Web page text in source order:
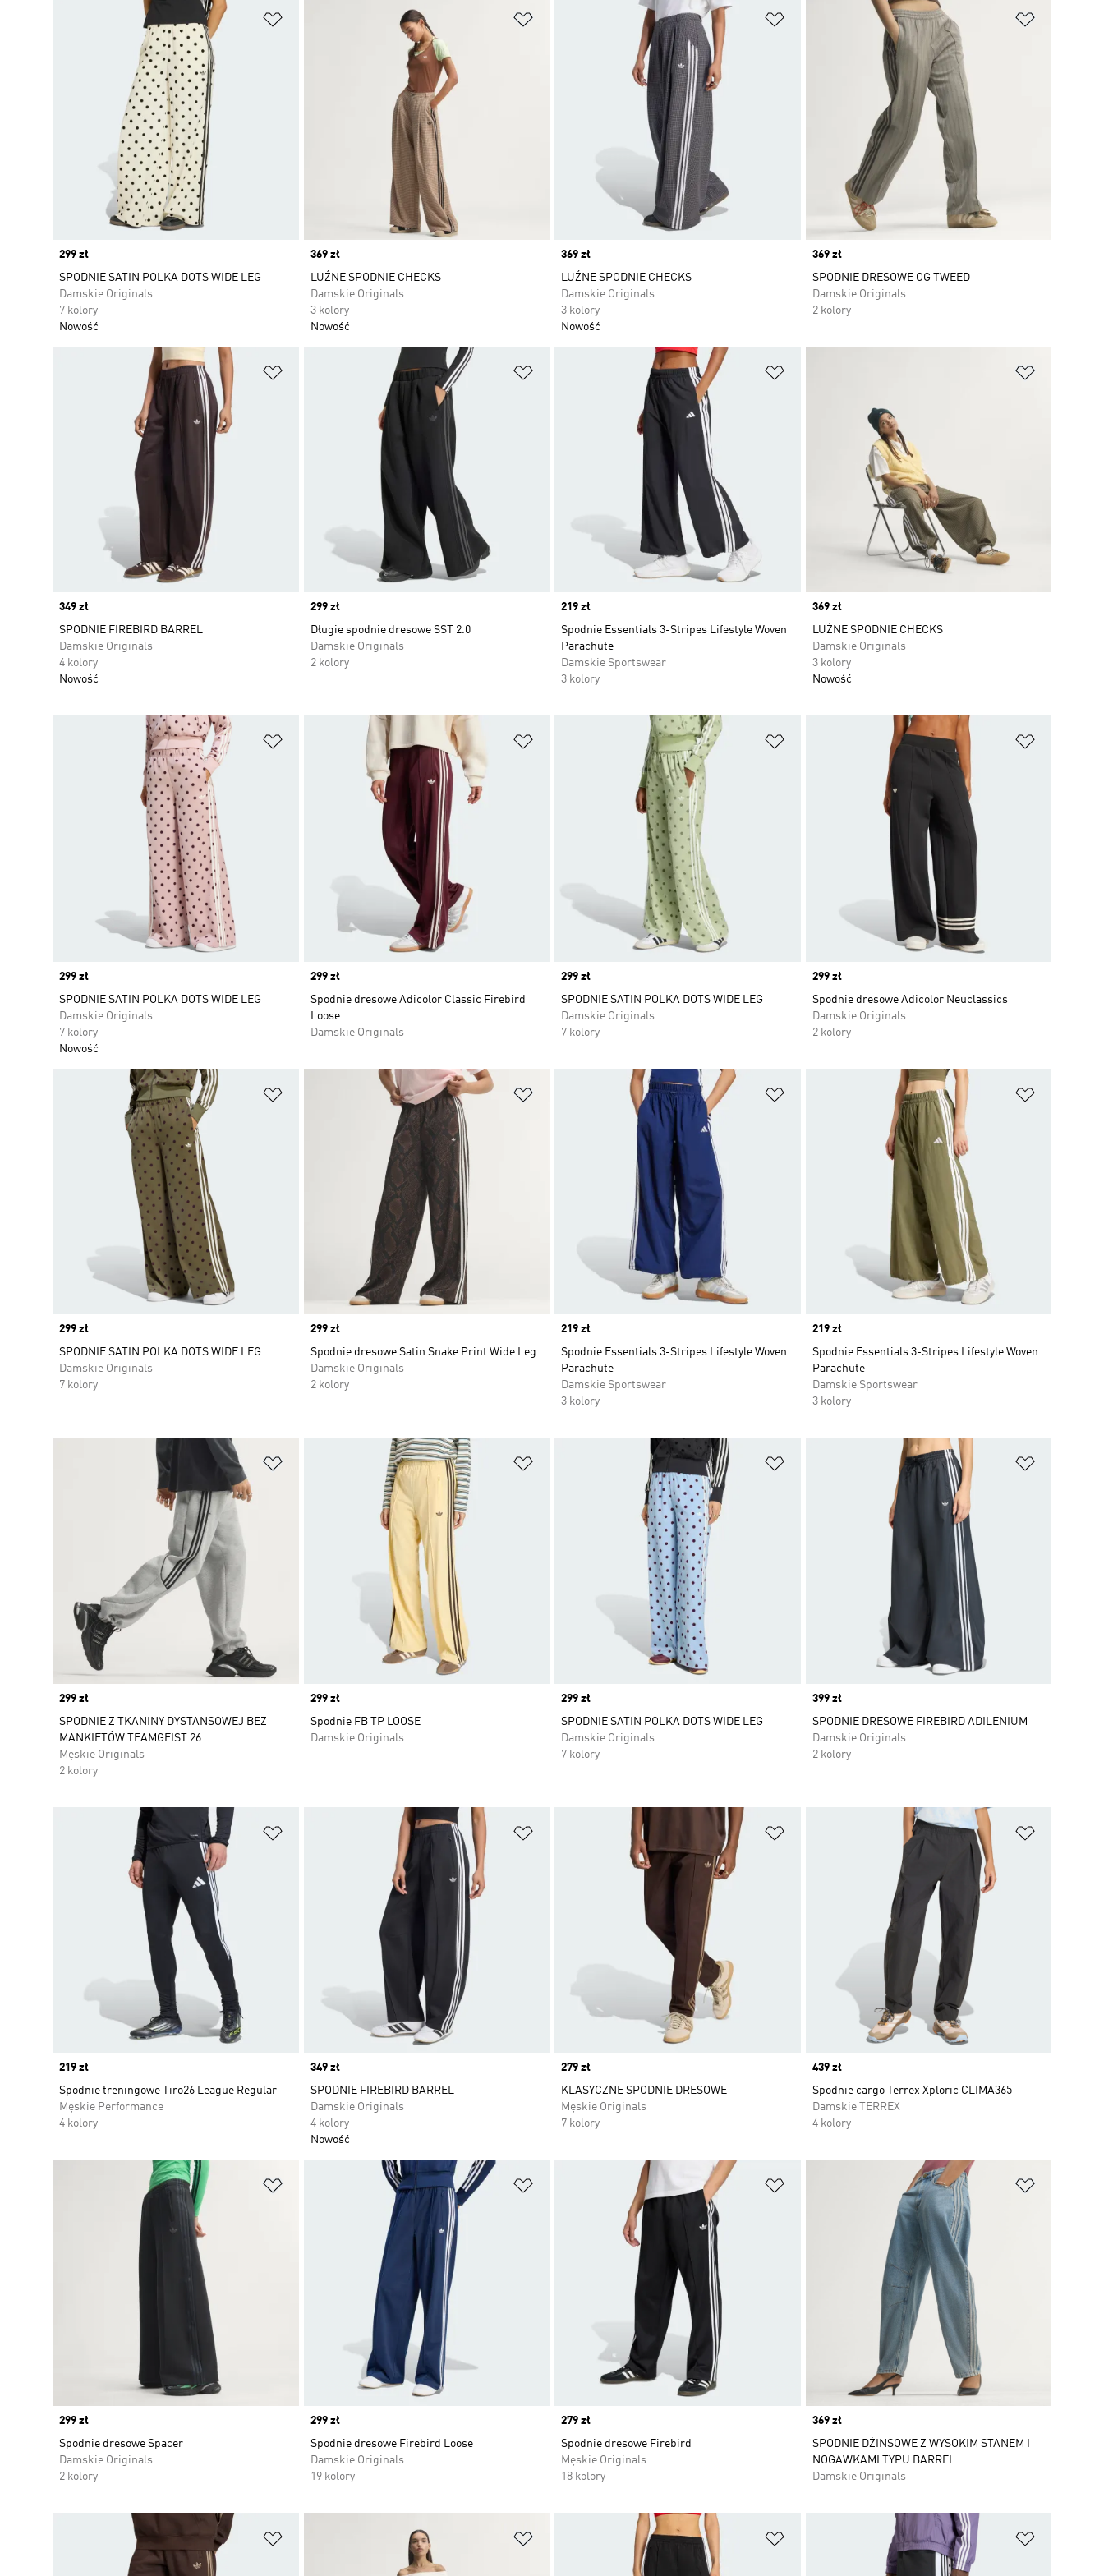
Dodaj do listy życzeń
Price
299 zł
SPODNIE SATIN POLKA DOTS WIDE LEG
Damskie Originals
7 kolory
Nowość
Dodaj do listy życzeń
Price
369 zł
LUŹNE SPODNIE CHECKS
Damskie Originals
3 kolory
Nowość
Dodaj do listy życzeń
Price
369 zł
LUŹNE SPODNIE CHECKS
Damskie Originals
3 kolory
Nowość
Price
369 zł
SPODNIE DRESOWE OG TWEED
Damskie Originals
2 kolory
Dodaj do listy życzeń
Price
349 zł
SPODNIE FIREBIRD BARREL
Damskie Originals
4 kolory
Nowość
Dodaj do listy życzeń
Price
299 zł
Długie spodnie dresowe SST 2.0
Damskie Originals
2 kolory
Price
219 zł
Spodnie Essentials 3-Stripes Lifestyle Woven
Parachute
Damskie Sportswear
3 kolory
Price
369 zł
LUŹNE SPODNIE CHECKS
Damskie Originals
3 kolory
Nowość
Dodaj do listy życzeń
Price
299 zł
SPODNIE SATIN POLKA DOTS WIDE LEG
Damskie Originals
7 kolory
Nowość
Dodaj do listy życzeń
Price
299 zł
Spodnie dresowe Adicolor Classic Firebird
Loose
Damskie Originals
Dodaj do listy życzeń
Price
299 zł
SPODNIE SATIN POLKA DOTS WIDE LEG
Damskie Originals
7 kolory
Price
299 zł
Spodnie dresowe Adicolor Neuclassics
Damskie Originals
2 kolory
Dodaj do listy życzeń
Price
299 zł
SPODNIE SATIN POLKA DOTS WIDE LEG
Damskie Originals
7 kolory
Dodaj do listy życzeń
Price
299 zł
Spodnie dresowe Satin Snake Print Wide Leg
Damskie Originals
2 kolory
Dodaj do listy życzeń
Price
219 zł
Spodnie Essentials 3-Stripes Lifestyle Woven
Parachute
Damskie Sportswear
3 kolory
Price
219 zł
Spodnie Essentials 3-Stripes Lifestyle Woven
Parachute
Damskie Sportswear
3 kolory
Dodaj do listy życzeń
Price
299 zł
SPODNIE Z TKANINY DYSTANSOWEJ BEZ
MANKIETÓW TEAMGEIST 26
Męskie Originals
2 kolory
Dodaj do listy życzeń
Price
299 zł
Spodnie FB TP LOOSE
Damskie Originals
Dodaj do listy życzeń
Price
299 zł
SPODNIE SATIN POLKA DOTS WIDE LEG
Damskie Originals
7 kolory
Price
399 zł
SPODNIE DRESOWE FIREBIRD ADILENIUM
Damskie Originals
2 kolory
Dodaj do listy życzeń
Price
219 zł
Spodnie treningowe Tiro26 League Regular
Męskie Performance
4 kolory
Dodaj do listy życzeń
Price
349 zł
SPODNIE FIREBIRD BARREL
Damskie Originals
4 kolory
Nowość
Dodaj do listy życzeń
Price
279 zł
KLASYCZNE SPODNIE DRESOWE
Męskie Originals
7 kolory
Price
439 zł
Spodnie cargo Terrex Xploric CLIMA365
Damskie TERREX
4 kolory
Dodaj do listy życzeń
Price
299 zł
Spodnie dresowe Spacer
Damskie Originals
2 kolory
Dodaj do listy życzeń
Price
299 zł
Spodnie dresowe Firebird Loose
Damskie Originals
19 kolory
Price
279 zł
Spodnie dresowe Firebird
Męskie Originals
18 kolory
Price
369 zł
SPODNIE DŻINSOWE Z WYSOKIM STANEM I
NOGAWKAMI TYPU BARREL
Damskie Originals
Dodaj do listy życzeń Dodaj do listy życzeń